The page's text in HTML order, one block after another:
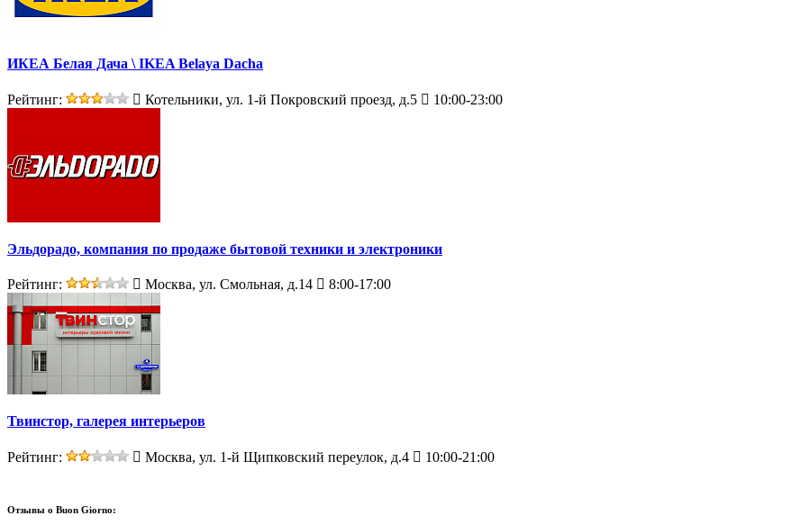
ИКЕА Белая Дача \ IKEA Belaya Dacha
Рейтинг: Котельники, ул. 1-й Покровский проезд, д.5 10:00-23:00
Эльдорадо, компания по продаже бытовой техники и электроники
Рейтинг: Москва, ул. Смольная, д.14 8:00-17:00
Твинстор, галерея интерьеров
Рейтинг: Москва, ул. 1-й Щипковский переулок, д.4 10:00-21:00
Отзывы о Buon Giorno: